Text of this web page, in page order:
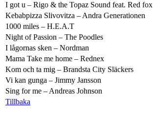
I got u – Rigo & the Topaz Sound feat. Red fox
Kebabpizza Slivovitza – Andra Generationen
1000 miles – H.E.A.T
Night of Passion – The Poodles
I lågornas sken – Nordman
Mama Take me home – Rednex
Kom och ta mig – Brandsta City Släckers
Vi kan gunga – Jimmy Jansson
Sing for me – Andreas Johnson
Tillbaka